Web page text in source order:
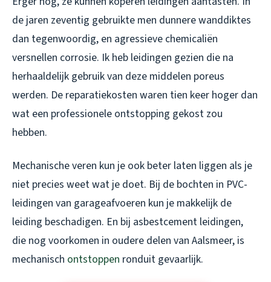
de jaren zeventig gebruikte men dunnere wanddiktes
dan tegenwoordig, en agressieve chemicaliën
versnellen corrosie. Ik heb leidingen gezien die na
herhaaldelijk gebruik van deze middelen poreus
werden. De reparatiekosten waren tien keer hoger dan
wat een professionele ontstopping gekost zou
hebben.
Mechanische veren kun je ook beter laten liggen als je
niet precies weet wat je doet. Bij de bochten in PVC-
leidingen van garageafvoeren kun je makkelijk de
leiding beschadigen. En bij asbestcement leidingen,
die nog voorkomen in oudere delen van Aalsmeer, is
mechanisch ontstoppen ronduit gevaarlijk.